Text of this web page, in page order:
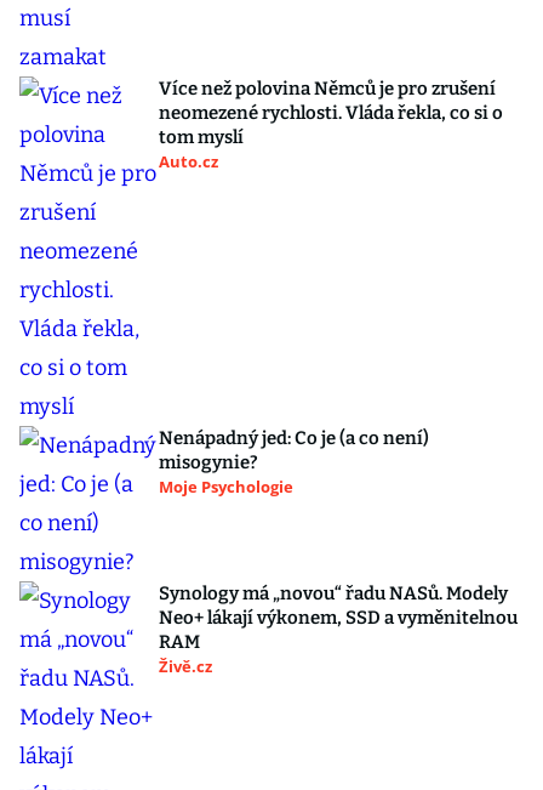
Více než polovina Němců je pro zrušení
neomezené rychlosti. Vláda řekla, co si o
tom myslí
Auto.cz
Nenápadný jed: Co je (a co není)
misogynie?
Moje Psychologie
Synology má „novou“ řadu NASů. Modely
Neo+ lákají výkonem, SSD a vyměnitelnou
RAM
Živě.cz